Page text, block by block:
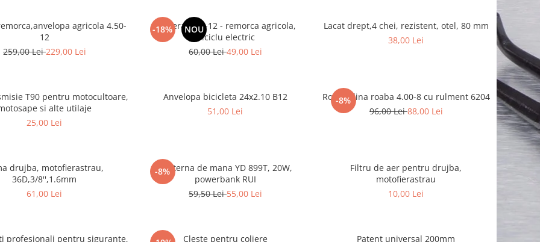
agricola 4.50-
12
259,00 Lei229,00 Lei
-18% NOU
Camera 4.50-12 - remorca agricola,
triciclu electric
60,00 Lei49,00 Lei
Lacat drept,4 chei, rezistent, otel, 80 mm
38,00 Lei
T90 pentru motocultoare,
si alte utilaje
25,00 Lei
Anvelopa bicicleta 24x2.10 B12
51,00 Lei
-8%
Roata plina roaba 4.00-8 cu rulment 6204
96,00 Lei88,00 Lei
drujba, motofierastrau,
36D,3/8'',1.6mm
61,00 Lei
-8%
Lanterna de mana YD 899T, 20W,
powerbank RUI
59,50 Lei55,00 Lei
Filtru de aer pentru drujba,
motofierastrau
10,00 Lei
profesionali pentru sigurante,
Cleste pentru coliere
Patent universal 200mm